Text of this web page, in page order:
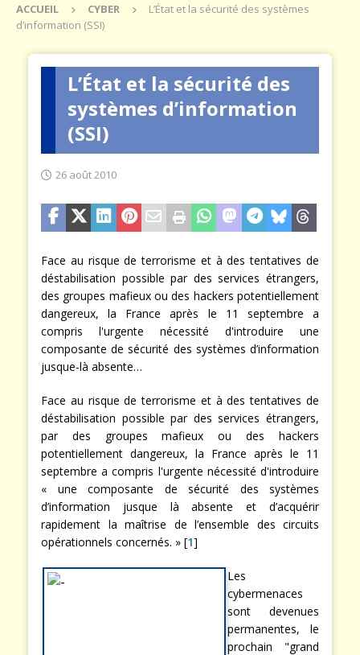
ACCUEIL CYBER
L’État et la sécurité des systèmes
d’information (SSI)
L’État et la sécurité des
systèmes d’information
(SSI)
26 août 2010
Face au risque de terrorisme et à des tentatives de
déstabilisation possible par des services étrangers,
des groupes mafieux ou des hackers potentiellement
dangereux, la France après le 11 septembre a
compris l'urgente nécessité d'introduire une
composante de sécurité des systèmes d’information
jusque-là absente…
Face au risque de terrorisme et à des tentatives de
déstabilisation possible par des services étrangers,
par des groupes mafieux ou des hackers
potentiellement dangereux, la France après le 11
septembre a compris l'urgente nécessité d'introduire
« une composante de sécurité des systèmes
d’information jusque là absente et d’acquérir
rapidement la maîtrise de l’ensemble des circuits
opérationnels concernés. » [1]
Les
cybermenaces
sont devenues
permanentes, le
prochain "grand